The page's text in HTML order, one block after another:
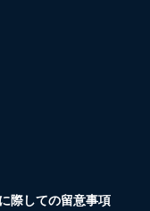
際しての留意事項